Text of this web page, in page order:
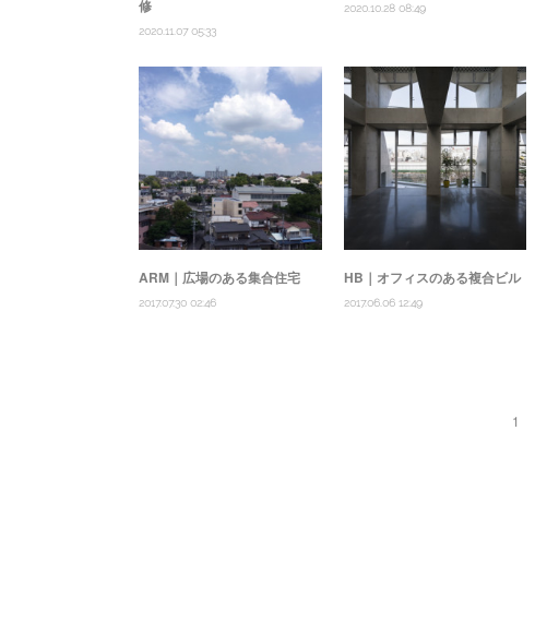
修
2020.11.07 05:33
2020.10.28 08:49
ARM｜広場のある集合住宅
2017.07.30 02:46
HB｜オフィスのある複合ビル
2017.06.06 12:49
1